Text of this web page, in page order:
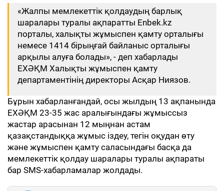
«Жалпы мемлекеттік қолдаудың барлық
шаралары туралы ақпаратты Enbek.kz
порталы, халықты жұмыспен қамту орталығы
немесе 1414 бірыңғай байланыс орталығы
арқылы алуға болады», - деп хабарлады
ЕХӘҚМ Халықты жұмыспен қамту
департаментінің директоры Асқар Ниязов.
Бұрын хабарланғандай, осы жылдың 13 ақпанында
ЕХӘҚМ 23-35 жас аралығындағы жұмыссыз
жастар арасынан 12 мыңнан астам
қазақстандыққа жұмыс іздеу, тегін оқудан өту
және жұмыспен қамту саласындағы басқа да
мемлекеттік қолдау шаралары туралы ақпараты
бар SMS-хабарламалар жолдады.